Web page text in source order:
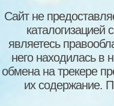
Сайт не
являетесь
него находилась в
обмена на трекере
их содержание.